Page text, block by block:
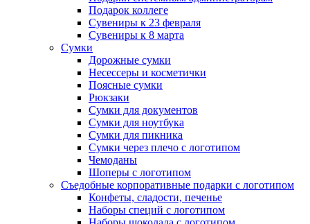
Подарок коллеге
Сувениры к 23 февраля
Сувениры к 8 марта
Сумки
Дорожные сумки
Несессеры и косметички
Поясные сумки
Рюкзаки
Сумки для документов
Сумки для ноутбука
Сумки для пикника
Сумки через плечо с логотипом
Чемоданы
Шоперы с логотипом
Съедобные корпоративные подарки с логотипом
Конфеты, сладости, печенье
Наборы специй с логотипом